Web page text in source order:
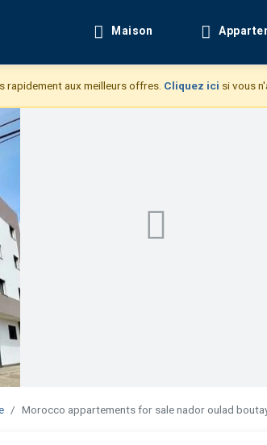
Maison
rapidement aux meilleurs offres. Cliquez ici si vous
Morocco appartements for sale nador oulad